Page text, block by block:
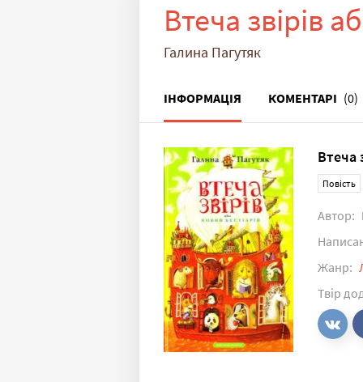
Втеча звірів
Галина Пагутяк
ІНФОРМАЦІЯ КОМЕНТАРІ (0)
Втеча
Повість
Автор:
Жанр:
Твір